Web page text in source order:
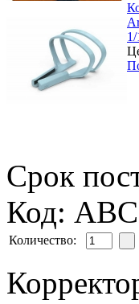
Срок
Код:
Количество: